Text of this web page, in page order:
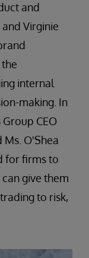
and
Virginie
internal
making. In
CEO
O'Shea
for firms to
give them
to risk,